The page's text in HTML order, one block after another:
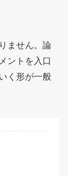
ません。論
ントを入口
く形が一般